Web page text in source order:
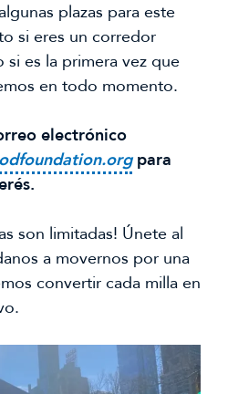
plazas para este
si eres un corredor
es la primera vez que
en todo momento.
electrónico
para
son limitadas! Únete al
a movernos por una
convertir cada milla en